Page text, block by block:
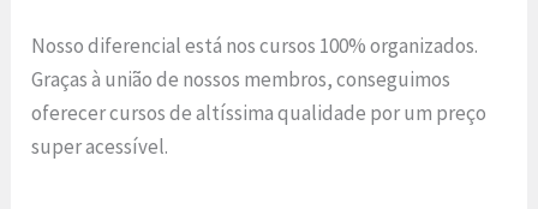
Nosso diferencial está nos cursos 100% organizados.
Graças à união de nossos membros, conseguimos
oferecer cursos de altíssima qualidade por um preço
super acessível.